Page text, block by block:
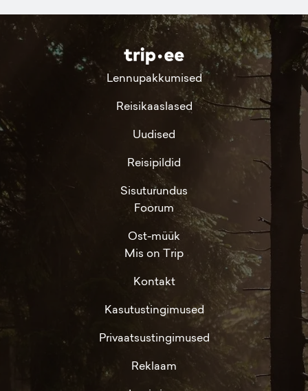
Lennupakkumised
Reisikaaslased
Uudised
Reisipildid
Sisuturundus
Foorum
Ost-müük
Mis on Trip
Kontakt
Kasutustingimused
Privaatsustingimused
Reklaam